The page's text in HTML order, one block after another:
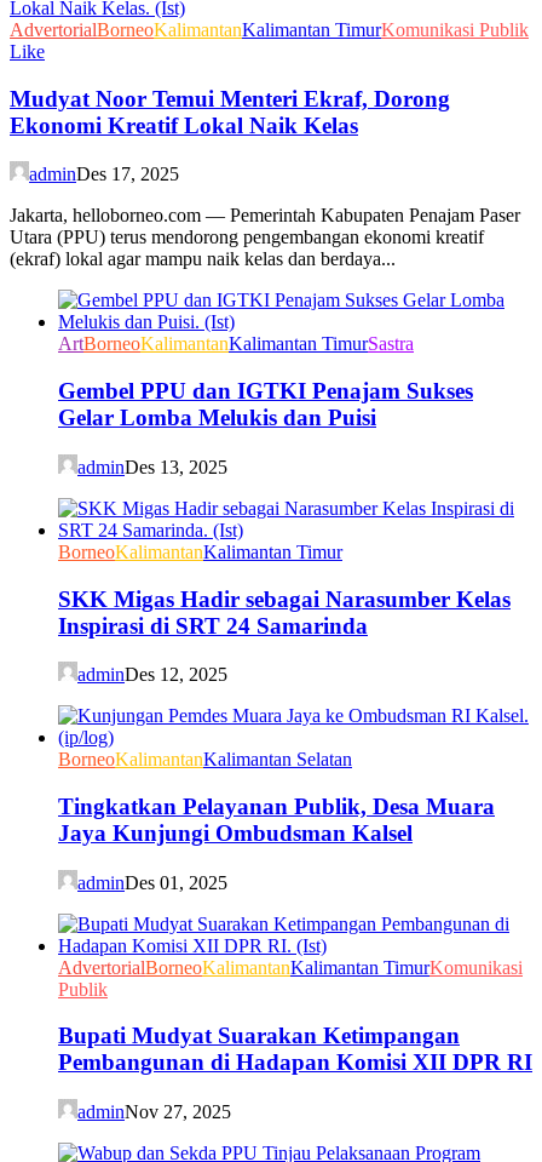
AdvertorialBorneoKalimantanKalimantan TimurKomunikasi Publik
Like
Mudyat Noor Temui Menteri Ekraf, Dorong
Ekonomi Kreatif Lokal Naik Kelas
adminDes 17, 2025
Jakarta, helloborneo.com — Pemerintah Kabupaten Penajam Paser
Utara (PPU) terus mendorong pengembangan ekonomi kreatif
(ekraf) lokal agar mampu naik kelas dan berdaya...
ArtBorneoKalimantanKalimantan TimurSastra
Gembel PPU dan IGTKI Penajam Sukses
Gelar Lomba Melukis dan Puisi
adminDes 13, 2025
BorneoKalimantanKalimantan Timur
SKK Migas Hadir sebagai Narasumber Kelas
Inspirasi di SRT 24 Samarinda
adminDes 12, 2025
BorneoKalimantanKalimantan Selatan
Tingkatkan Pelayanan Publik, Desa Muara
Jaya Kunjungi Ombudsman Kalsel
adminDes 01, 2025
AdvertorialBorneoKalimantanKalimantan TimurKomunikasi
Publik
Bupati Mudyat Suarakan Ketimpangan
Pembangunan di Hadapan Komisi XII DPR RI
adminNov 27, 2025